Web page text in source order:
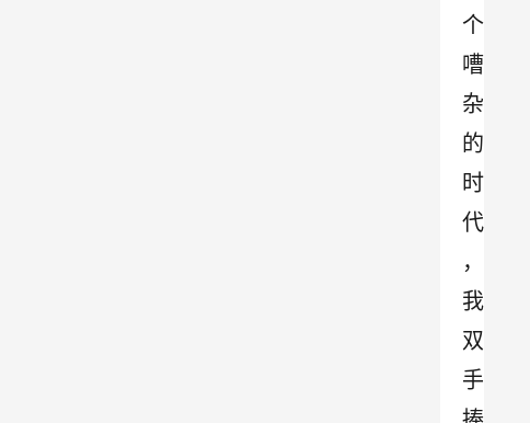
个
嘈
杂
的
时
代
，
我
双
手